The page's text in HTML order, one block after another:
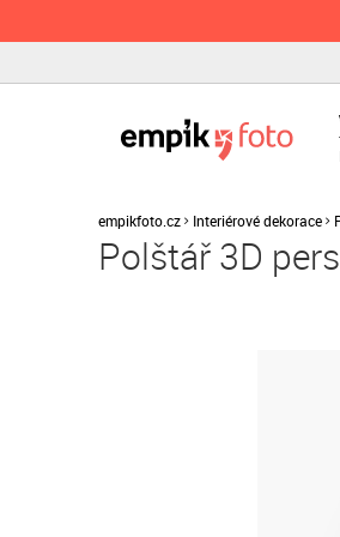
empikfoto.cz Interiérové dekorace
Polštář 3D